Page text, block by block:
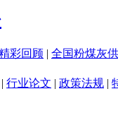
彩回顾 | 全国粉煤灰
| 行业论文 | 政策法规 |